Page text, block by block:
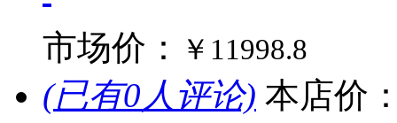
市场价： ￥11998.8
(已有0人评论) 本店价